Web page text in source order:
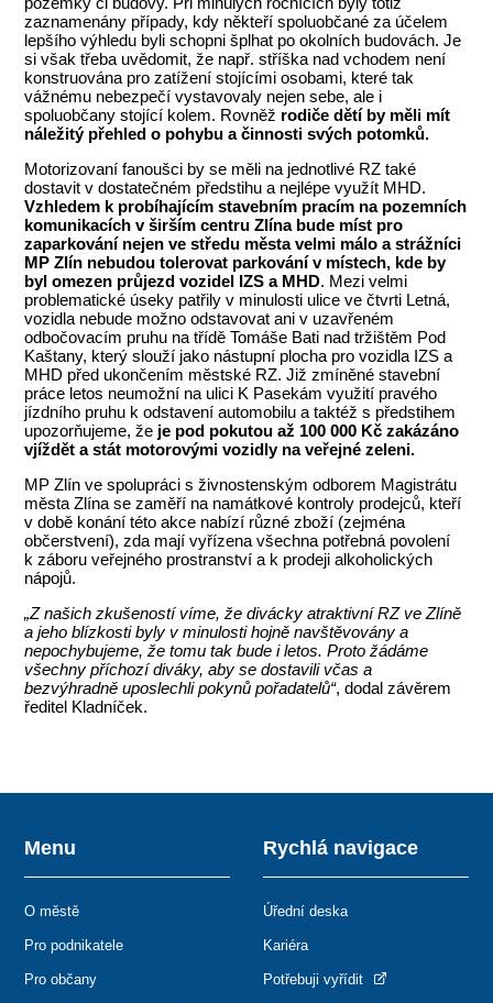
zaznamenány případy, kdy někteří spoluobčané za účelem
lepšího výhledu byli schopni šplhat po okolních budovách. Je
si však třeba uvědomit, že např. stříška nad vchodem není
konstruována pro zatížení stojícími osobami, které tak
vážnému nebezpečí vystavovaly nejen sebe, ale i
spoluobčany stojící kolem. Rovněž rodiče dětí by měli mít
náležitý přehled o pohybu a činnosti svých potomků.
Motorizovaní fanoušci by se měli na jednotlivé RZ také
dostavit v dostatečném předstihu a nejlépe využít MHD.
Vzhledem k probíhajícím stavebním pracím na pozemních
komunikacích v širším centru Zlína bude míst pro
zaparkování nejen ve středu města velmi málo a strážníci
MP Zlín nebudou tolerovat parkování v místech, kde by
byl omezen průjezd vozidel IZS a MHD. Mezi velmi
problematické úseky patřily v minulosti ulice ve čtvrti Letná,
vozidla nebude možno odstavovat ani v uzavřeném
odbočovacím pruhu na třídě Tomáše Bati nad tržištěm Pod
Kaštany, který slouží jako nástupní plocha pro vozidla IZS a
MHD před ukončením městské RZ. Již zmíněné stavební
práce letos neumožní na ulici K Pasekám využití pravého
jízdního pruhu k odstavení automobilu a taktéž s předstihem
upozorňujeme, že je pod pokutou až 100 000 Kč zakázáno
vjíždět a stát motorovými vozidly na veřejné zeleni.
MP Zlín ve spolupráci s živnostenským odborem Magistrátu
města Zlína se zaměří na namátkové kontroly prodejců, kteří
v době konání této akce nabízí různé zboží (zejména
občerstvení), zda mají vyřízena všechna potřebná povolení
k záboru veřejného prostranství a k prodeji alkoholických
nápojů.
„Z našich zkušeností víme, že divácky atraktivní RZ ve Zlíně
a jeho blízkosti byly v minulosti hojně navštěvovány a
nepochybujeme, že tomu tak bude i letos. Proto žádáme
všechny příchozí diváky, aby se dostavili včas a
bezvýhradně uposlechli pokynů pořadatelů“, dodal závěrem
ředitel Kladníček.
Menu
O městě
Pro podnikatele
Pro občany
Rychlá navigace
Úřední deska
Kariéra
Potřebuji vyřídit